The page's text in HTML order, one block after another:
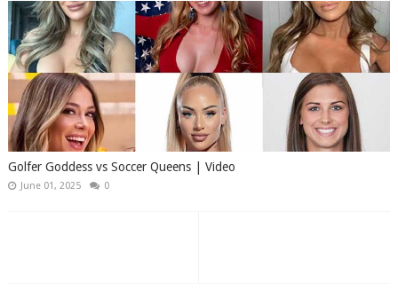
Golfer Goddess vs Soccer Queens | Video
June 01, 2025 0